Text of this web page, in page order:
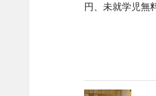
円、未就学児無